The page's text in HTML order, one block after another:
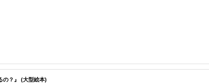
の？』 (大型絵本)